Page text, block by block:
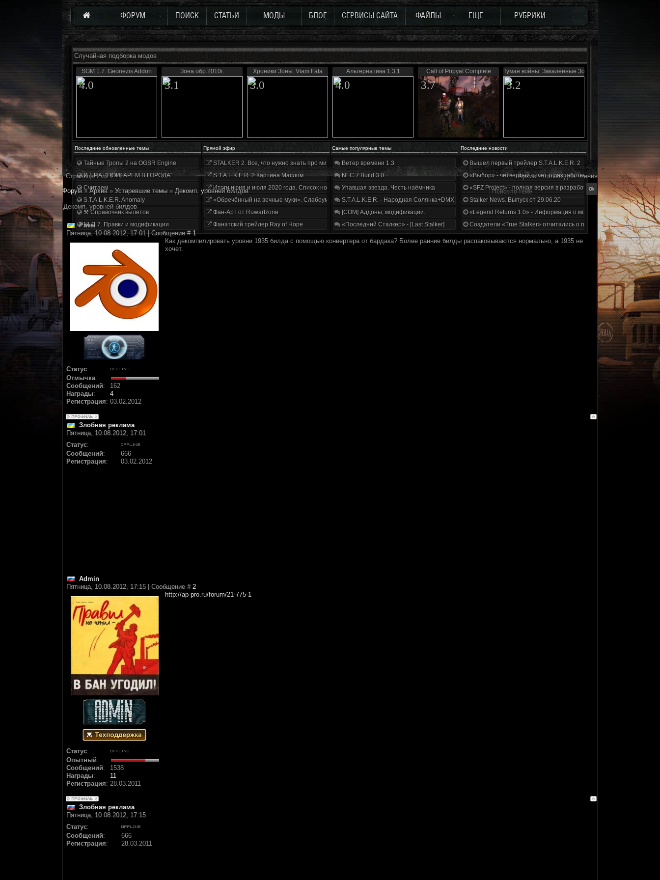
ФОРУМ ПОИСК СТАТЬИ МОДЫ БЛОГ СЕРВИСЫ САЙТА ФАЙЛЫ ЕЩЕ РУБРИКИ
Случайная подборка модов
SGM 1.7: Geonezis Addon
4.0
Зона обр.2010г.
3.1
Хроники Зоны: Viam Fata
3.0
Альтернатива 1.3.1
4.0
Call of Pripyat Complete
3.7
Туман войны: Закалённые Зоной
3.2
Последние обновленные темы Прямой эфир Самые популярные темы Последние новости
Тайные Тропы 2 на OGSR Engine
И.Г.Р.А. "ПОИГАРЕМ В ГОРОДА"
Считаем
S.T.A.L.K.E.R. Anomaly
⚒ Справочник вылетов
NLC 7. Правки и модификации
STALKER 2. Все, что нужно знать про мир, геймплей и сюжет | Разбор трейлера
S.T.A.L.K.E.R. 2 Картина Маслом
Итоги июня и июля 2020 года. Список нововведений
«Обречённый на вечные муки». Слабоумие и отвага
Фан-Арт от Ruwartzone
Фанатский трейлер Ray of Hope
Ветер времени 1.3
NLC 7 Build 3.0
Упавшая звезда. Честь наёмника
S.T.A.L.K.E.R. - Народная Солянка+DMX 1.3.5.ООП.МА.К.
[COM] Аддоны, модификации.
«Последний Сталкер» - [Last Stalker]
Вышел первый трейлер S.T.A.L.K.E.R. 2
«Выбор» - четвертый отчет о разработке!
«SFZ Project» - полная версия в разработке!
Stalker News. Выпуск от 29.06.20
«Legend Returns 1.0» - Информация о моде за июнь 2020
Создатели «True Stalker» отчитались о проделанной работе
Страница1из1 1
Архив - только для чтения
Форум » Архив » Устаревшие темы » Декомп. уровней билдов
Декомп. уровней билдов
Pavel
Пятница, 10.08.2012, 17:01 | Сообщение #1
Статус:
Отмычка:
Сообщений:
162
Награды:
4
Регистрация: 03.02.2012
Как декомпилировать уровни 1935 билда с помощью конвертера от бардака? Более ранние билды распаковываются нормально, а 1935 не
хочет.
Злобная реклама
Пятница, 10.08.2012, 17:01
Статус:
Сообщений:
666
Регистрация: 03.02.2012
Аdmin
Пятница, 10.08.2012, 17:15 | Сообщение # 2
Статус:
Опытный:
Сообщений:
1538
Награды:
11
Регистрация: 28.03.2011
http://ap-pro.ru/forum/21-775-1
Злобная реклама
Пятница, 10.08.2012, 17:15
Статус:
Сообщений:
666
Регистрация: 28.03.2011